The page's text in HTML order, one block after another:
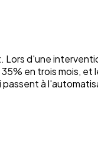
d'une
en trois mois, et
à